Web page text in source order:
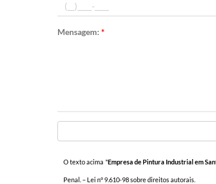
Mensagem:*
O texto acima "Empresa de Pintura Industrial em
Penal. – Lei n° 9.610-98 sobre direitos autorais